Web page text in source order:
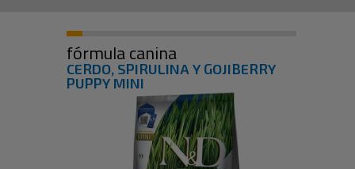
fórmula canina
CERDO, SPIRULINA Y GOJIBERRY
PUPPY MINI